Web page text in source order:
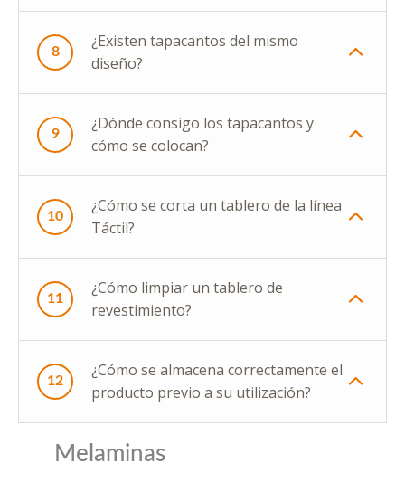
8
¿Existen tapacantos del mismo
diseño?
9
¿Dónde consigo los tapacantos y
cómo se colocan?
10
¿Cómo se corta un tablero de la línea
Táctil?
11
¿Cómo limpiar un tablero de
revestimiento?
12
¿Cómo se almacena correctamente el
producto previo a su utilización?
Melaminas